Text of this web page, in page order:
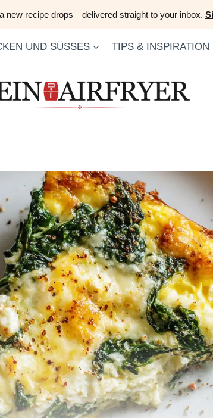
new recipe drops—delivered straight to your inbox.
UND SÜSSES TIPS & INSPIRATION